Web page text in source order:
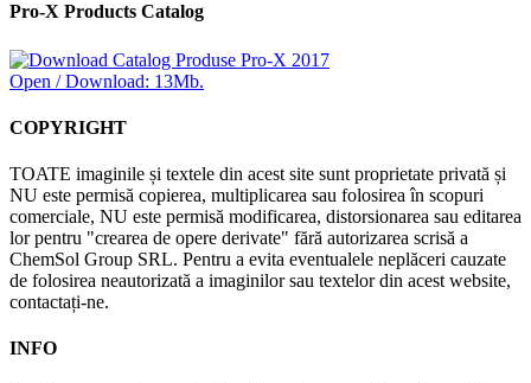
Pro-X Products Catalog
Open / Download: 13Mb.
COPYRIGHT
TOATE imaginile și textele din acest site sunt proprietate privată și
NU este permisă copierea, multiplicarea sau folosirea în scopuri
comerciale, NU este permisă modificarea, distorsionarea sau editarea
lor pentru "crearea de opere derivate" fără autorizarea scrisă a
ChemSol Group SRL. Pentru a evita eventualele neplăceri cauzate
de folosirea neautorizată a imaginilor sau textelor din acest website,
contactați-ne.
INFO